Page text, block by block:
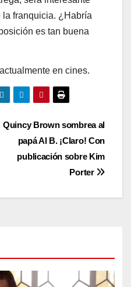
franquicia. ¿Habría
es tan buena
en cines.
Quincy Brown sombrea al
papá Al B. ¡Claro! Con
publicación sobre Kim
Porter